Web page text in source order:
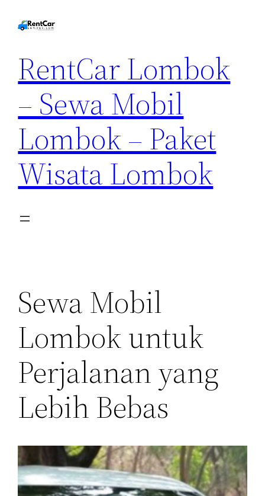
RentCar Lombok
– Sewa Mobil
Lombok – Paket
Wisata Lombok
Sewa Mobil
Lombok untuk
Perjalanan yang
Lebih Bebas